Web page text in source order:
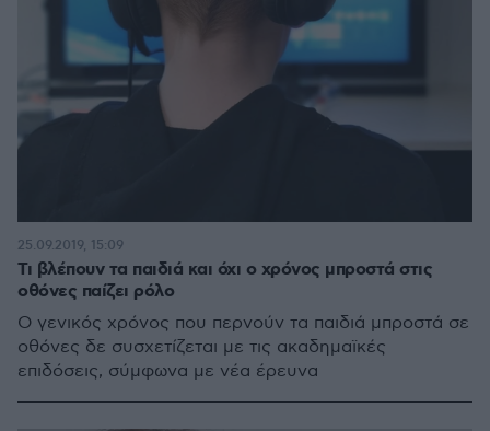
Τι βλέπουν τα παιδιά και όχι ο χρόνος μπροστά στις
οθόνες παίζει ρόλο
Ο γενικός χρόνος που περνούν τα παιδιά μπροστά σε
οθόνες δε συσχετίζεται με τις ακαδημαϊκές
επιδόσεις, σύμφωνα με νέα έρευνα
25.09.2019, 15:09